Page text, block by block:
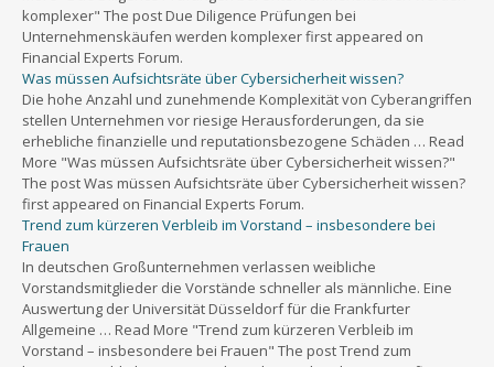
komplexer" The post Due Diligence Prüfungen bei
Unternehmenskäufen werden komplexer first appeared on
Financial Experts Forum.
Was müssen Aufsichtsräte über Cybersicherheit wissen?
Die hohe Anzahl und zunehmende Komplexität von Cyberangriffen
stellen Unternehmen vor riesige Herausforderungen, da sie
erhebliche finanzielle und reputationsbezogene Schäden … Read
More "Was müssen Aufsichtsräte über Cybersicherheit wissen?"
The post Was müssen Aufsichtsräte über Cybersicherheit wissen?
first appeared on Financial Experts Forum.
Trend zum kürzeren Verbleib im Vorstand – insbesondere bei
Frauen
In deutschen Großunternehmen verlassen weibliche
Vorstandsmitglieder die Vorstände schneller als männliche. Eine
Auswertung der Universität Düsseldorf für die Frankfurter
Allgemeine … Read More "Trend zum kürzeren Verbleib im
Vorstand – insbesondere bei Frauen" The post Trend zum